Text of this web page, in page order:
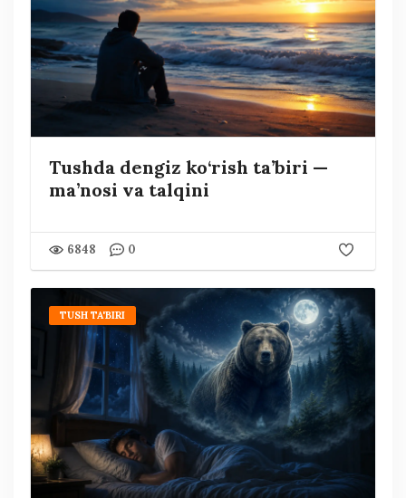
Tushda dengiz ko‘rish ta’biri —
ma’nosi va talqini
6848 0
TUSH TA'BIRI